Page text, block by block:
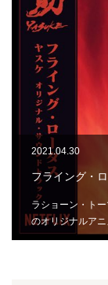
2021.04.30
フライング・
ラショーン・ト
のオリジナルア